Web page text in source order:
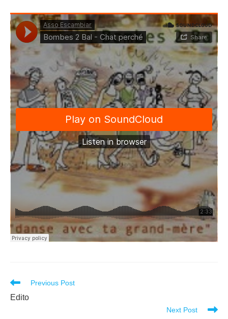
Read
articles
Previous Post
Edito
Next Post